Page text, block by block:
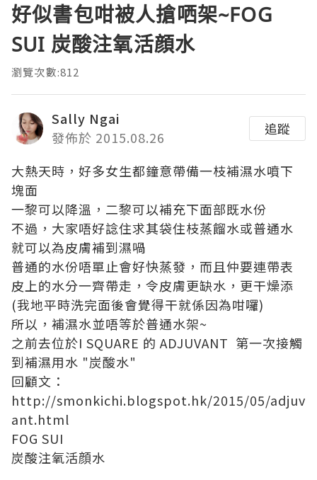
好似書包咁被人搶哂架~FOG
SUI 炭酸注氧活顔水
瀏覽次數:812
Sally Ngai
發佈於 2015.08.26
追蹤
大熱天時，好多女生都鐘意帶備一枝補濕水噴下
塊面
一黎可以降溫，二黎可以補充下面部既水份
不過，大家唔好諗住求其袋住枝蒸餾水或普通水
就可以為皮膚補到濕喎
普通的水份唔單止會好快蒸發，而且仲要連帶表
皮上的水分一齊帶走，令皮膚更缺水，更干燥添
(我地平時洗完面後會覺得干就係因為咁囉)
所以，補濕水並唔等於普通水架~
之前去位於I SQUARE 的 ADJUVANT 第一次接觸
到補濕用水 "炭酸水"
回顧文：
http://smonkichi.blogspot.hk/2015/05/adjuv
ant.html
FOG SUI
炭酸注氧活顔水